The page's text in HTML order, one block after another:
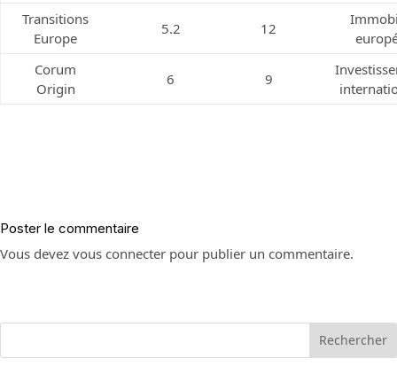
Transitions
Europe
5.2 12
Corum
Origin
6 9
Poster le commentaire
Vous devez vous connecter pour publier un commentaire.
Rechercher